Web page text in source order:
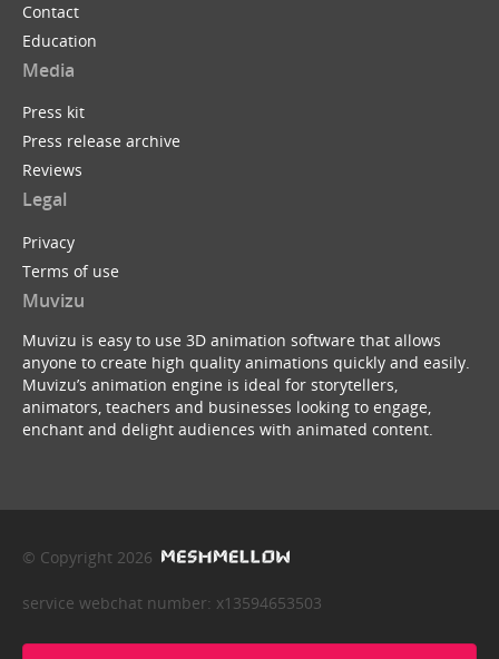
Contact
Education
Media
Press kit
Press release archive
Reviews
Legal
Privacy
Terms of use
Muvizu
Muvizu is easy to use 3D animation software that allows
anyone to create high quality animations quickly and easily.
Muvizu’s animation engine is ideal for storytellers,
animators, teachers and businesses looking to engage,
enchant and delight audiences with animated content.
© Copyright 2026
service webchat number: x13594653503